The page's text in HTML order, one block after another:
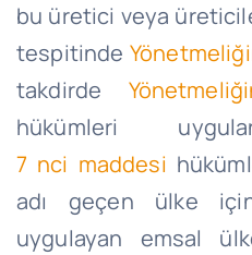
bu üretici veya
tespitinde
takdirde
hükümleri
7 nci maddesi
adı geçen ülke
uygulayan emsal